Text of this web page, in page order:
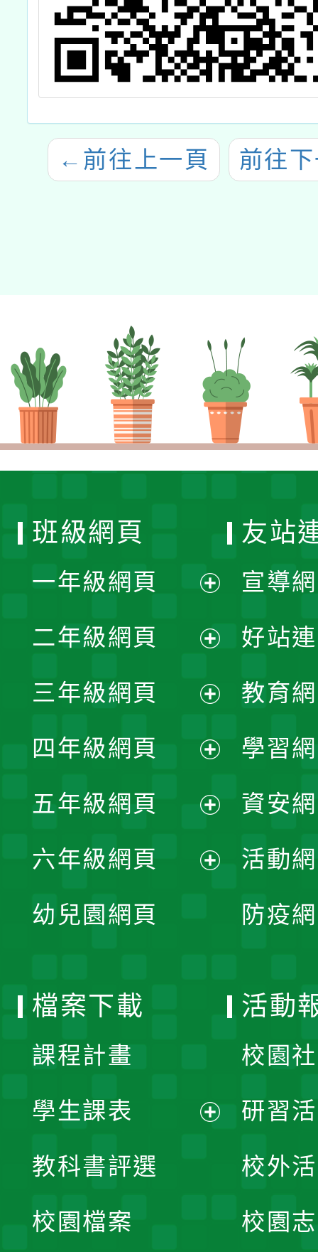
← 前往上一頁 前往
班級網頁
一年級網頁
開
選
單
二年級網頁
開
選
單
三年級網頁
開
選
單
四年級網頁
開
選
五年級網頁
開
六年級網頁
幼兒園網頁
友站
宣導
好站
教育
學習
資安
活動
防疫
檔案下載
課程計畫
學生課表
教科書評選
校園檔案
活動
校園
研習
校外
校園